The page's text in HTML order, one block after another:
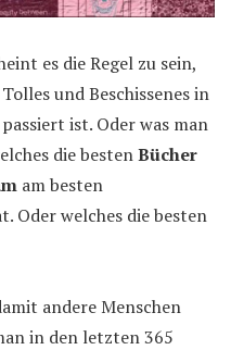
es die Regel zu sein,
und Beschissenes in
ist. Oder was man
die bestenBücher
am besten
Oder welches die besten
andere Menschen
in den letzten 365